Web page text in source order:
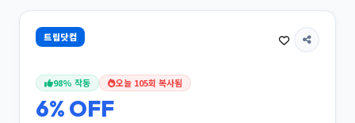
트립닷컴
98% 작동 오늘 105회 복사됨
6% OFF